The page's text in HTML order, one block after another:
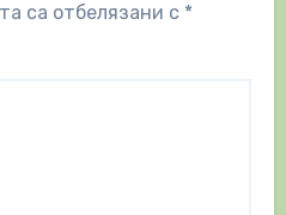
са отбелязани с *